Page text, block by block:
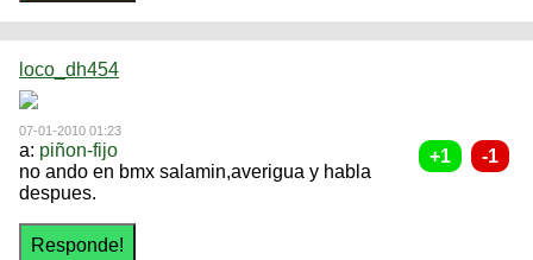
loco_dh454
07-01-2010 01:23
a: piñon-fijo
no ando en bmx salamin,averigua y habla
despues.